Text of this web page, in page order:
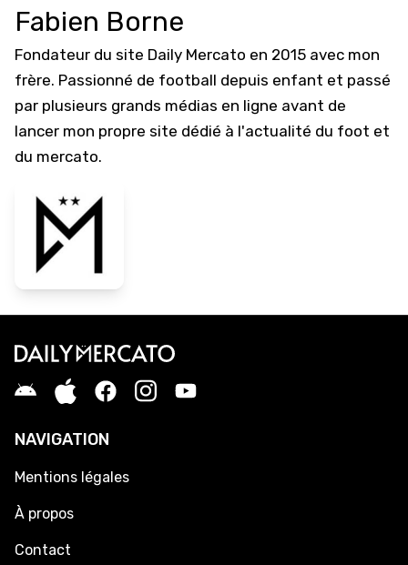
Fabien Borne
Fondateur du site Daily Mercato en 2015 avec mon
frère. Passionné de football depuis enfant et passé
par plusieurs grands médias en ligne avant de
lancer mon propre site dédié à l'actualité du foot et
du mercato.
NAVIGATION
Mentions légales
À propos
Contact